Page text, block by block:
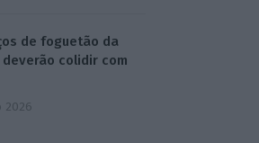
de foguetão da
deverão colidir com
2026